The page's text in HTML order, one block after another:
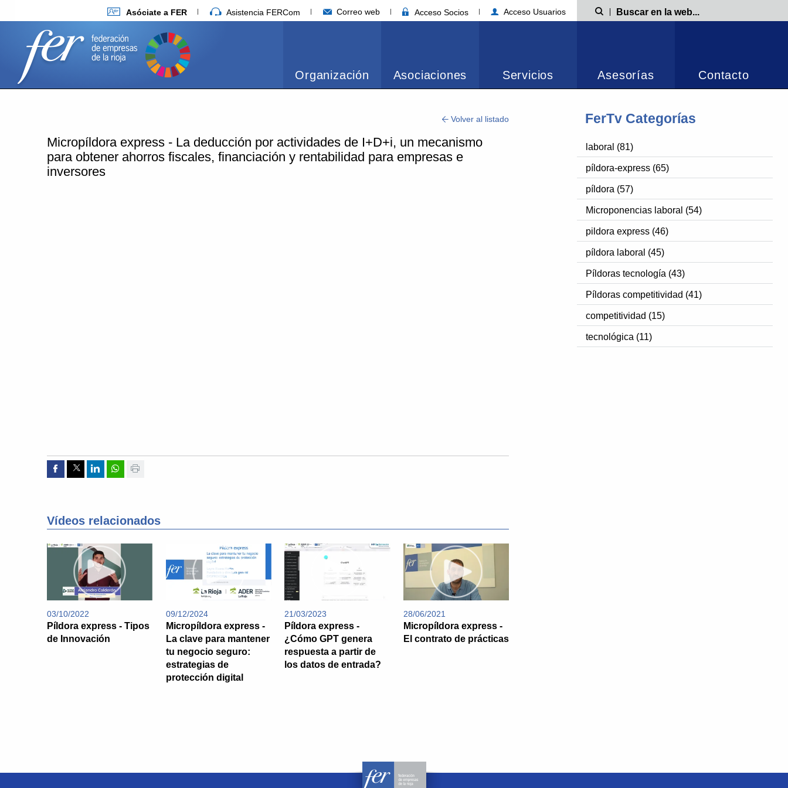
Asóciate a FER Asistencia FERCom Correo web Acceso Socios Acceso Usuarios Búsqueda
Organización Asociaciones Servicios Asesorías Contacto
FerTv Categorías
laboral (81)
píldora-express (65)
píldora (57)
Microponencias laboral (54)
pildora express (46)
píldora laboral (45)
Píldoras tecnología (43)
Píldoras competitividad (41)
competitividad (15)
tecnológica (11)
Volver al listado
Micropíldora express - La deducción por actividades de I+D+i, un mecanismo
para obtener ahorros fiscales, financiación y rentabilidad para empresas e
inversores
Compartir por Facebook
Compartir por Twitter
Compartir por Linkedin
Compartir por whatsapp
Vídeos relacionados
03/10/2022
Píldora express - Tipos
de Innovación
09/12/2024
Micropíldora express -
La clave para mantener
tu negocio seguro:
estrategias de
protección digital
21/03/2023
Píldora express -
¿Cómo GPT genera
respuesta a partir de
los datos de entrada?
28/06/2021
Micropíldora express -
El contrato de prácticas